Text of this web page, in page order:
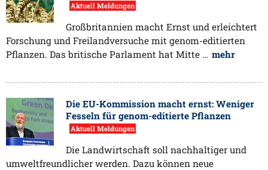
Aktuell Meldungen
Großbritannien macht Ernst und erleichtert
Forschung und Freilandversuche mit genom-editierten
Pflanzen. Das britische Parlament hat Mitte … mehr
Die EU-Kommission macht ernst: Weniger
Fesseln für genom-editierte Pflanzen
Aktuell Meldungen
Die Landwirtschaft soll nachhaltiger und
umweltfreundlicher werden. Dazu können neue